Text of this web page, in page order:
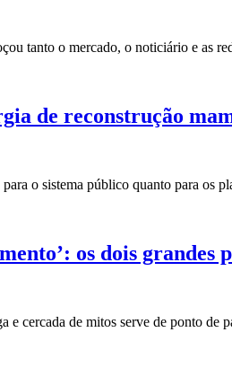
tanto o mercado, o noticiário e as
de reconstrução
o sistema público quanto para os
os dois
e cercada de mitos serve de ponto